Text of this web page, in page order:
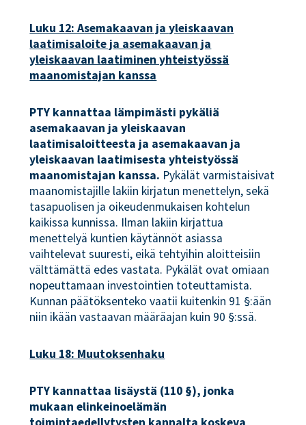
Luku 12: Asemakaavan ja yleiskaavan
laatimisaloite ja asemakaavan ja
yleiskaavan laatiminen yhteistyössä
maanomistajan kanssa
PTY kannattaa lämpimästi pykäliä
asemakaavan ja yleiskaavan
laatimisaloitteesta ja asemakaavan ja
yleiskaavan laatimisesta yhteistyössä
maanomistajan kanssa. Pykälät varmistaisivat
maanomistajille lakiin kirjatun menettelyn, sekä
tasapuolisen ja oikeudenmukaisen kohtelun
kaikissa kunnissa. Ilman lakiin kirjattua
menettelyä kuntien käytännöt asiassa
vaihtelevat suuresti, eikä tehtyihin aloitteisiin
välttämättä edes vastata. Pykälät ovat omiaan
nopeuttamaan investointien toteuttamista.
Kunnan päätöksenteko vaatii kuitenkin 91 §:ään
niin ikään vastaavan määräajan kuin 90 §:ssä.
Luku 18: Muutoksenhaku
PTY kannattaa lisäystä (110 §), jonka
mukaan elinkeinoelämän